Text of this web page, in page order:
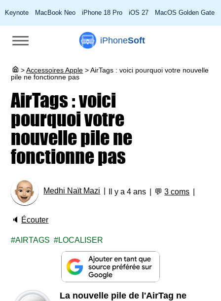
Keynote MacBook Neo iPhone 18 Pro iOS 27 MacOS Golden Gate
iPhoneSoft
> Accessoires Apple >AirTags : voici pourquoi votre nouvelle
pile ne fonctionne pas
AirTags : voici
pourquoi votre
nouvelle pile ne
fonctionne pas
Medhi Naït Mazi Il y a 4 ans 💬3 coms
🔈 Écouter
AIRTAGS LOCALISER
La nouvelle pile de l'AirTag ne